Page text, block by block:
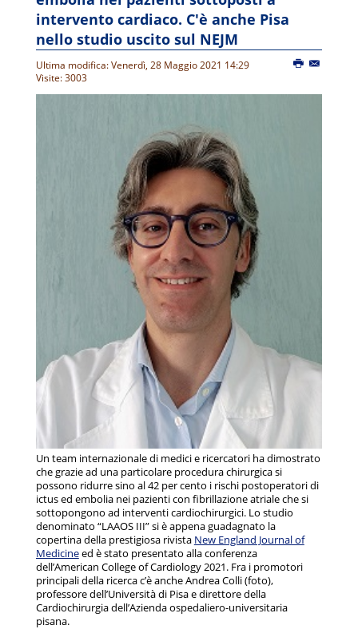
intervento cardiaco. C'è anche Pisa
nello studio uscito sul NEJM
Ultima modifica: Venerdì, 28 Maggio 2021 14:29
Visite: 3003
Un team internazionale di medici e ricercatori ha dimostrato
che grazie ad una particolare procedura chirurgica si
possono ridurre sino al 42 per cento i rischi postoperatori di
ictus ed embolia nei pazienti con fibrillazione atriale che si
sottopongono ad interventi cardiochirurgici. Lo studio
denominato “LAAOS III” si è appena guadagnato la
copertina della prestigiosa rivista New England Journal of
Medicineed è stato presentato alla conferenza
dell’American College of Cardiology 2021. Fra i promotori
principali della ricerca c’è anche Andrea Colli (foto),
professore dell’Università di Pisa e direttore della
Cardiochirurgia dell’Azienda ospedaliero-universitaria
pisana.